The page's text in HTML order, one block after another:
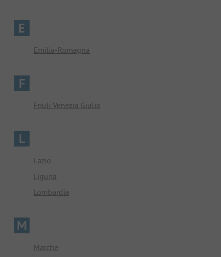
E
Emilia-Romagna
F
Friuli Venezia Giulia
L
Lazio
Liguria
Lombardia
M
Marche